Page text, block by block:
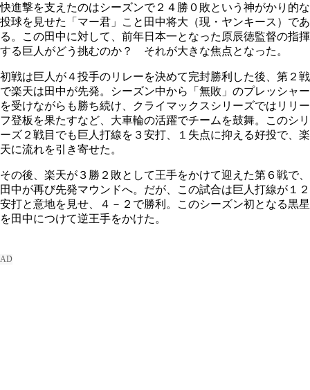
快進撃を支えたのはシーズンで２４勝０敗という神がかり的な
投球を見せた「マー君」こと田中将大（現・ヤンキース）であ
る。この田中に対して、前年日本一となった原辰徳監督の指揮
する巨人がどう挑むのか？ それが大きな焦点となった。
初戦は巨人が４投手のリレーを決めて完封勝利した後、第２戦
で楽天は田中が先発。シーズン中から「無敗」のプレッシャー
を受けながらも勝ち続け、クライマックスシリーズではリリー
フ登板を果たすなど、大車輪の活躍でチームを鼓舞。このシリ
ーズ２戦目でも巨人打線を３安打、１失点に抑える好投で、楽
天に流れを引き寄せた。
その後、楽天が３勝２敗として王手をかけて迎えた第６戦で、
田中が再び先発マウンドへ。だが、この試合は巨人打線が１２
安打と意地を見せ、４－２で勝利。このシーズン初となる黒星
を田中につけて逆王手をかけた。